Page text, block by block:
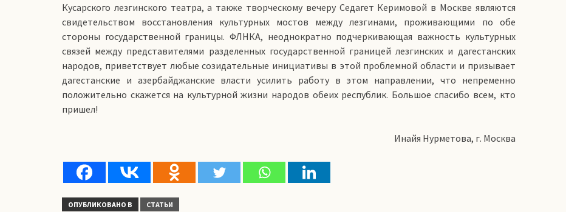
Кусарского лезгинского театра, а также творческому вечеру Седагет Керимовой в Москве являются
свидетельством восстановления культурных мос­тов между лезгинами, проживающими по обе
стороны государственной границы. ФЛНКА, неоднократно подчеркивающая важность культурных
связей между представителями разделенных государственной границей лезгинских и дагестанских
народов, приветствует любые созидательные инициативы в этой проблемной области и призывает
дагестанские и азербайджанские власти усилить работу в этом направлении, что непременно
положительно скажется на культурной жизни народов обеих республик. Большое спасибо всем, кто
пришел!
Инайя Нурметова, г. Москва
ОПУБЛИКОВАНО В СТАТЬИ